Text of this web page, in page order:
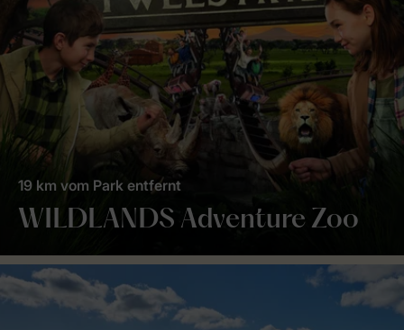
WILDLANDS Adventure Zoo
19 km vom Park entfernt